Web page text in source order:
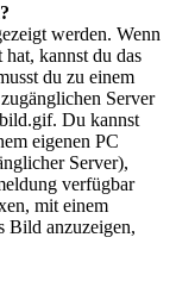
werden. Wenn
kannst du das
du zu einem
Server
Du kannst
eigenen PC
Server),
verfügbar
mit einem
Bild anzuzeigen,